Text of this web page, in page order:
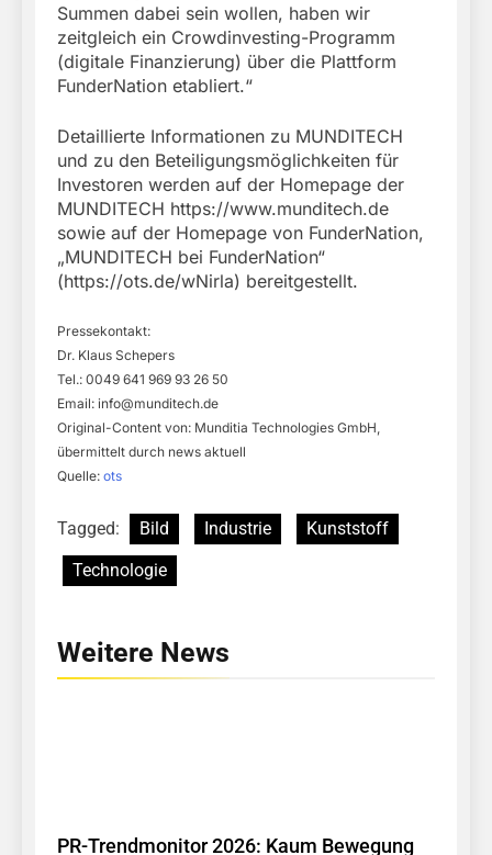
Summen dabei sein wollen, haben wir
zeitgleich ein Crowdinvesting-Programm
(digitale Finanzierung) über die Plattform
FunderNation etabliert.“
Detaillierte Informationen zu MUNDITECH
und zu den Beteiligungsmöglichkeiten für
Investoren werden auf der Homepage der
MUNDITECH https://www.munditech.de
sowie auf der Homepage von FunderNation,
„MUNDITECH bei FunderNation“
(https://ots.de/wNirla) bereitgestellt.
Pressekontakt:
Dr. Klaus Schepers
Tel.: 0049 641 969 93 26 50
Email: info@munditech.de
Original-Content von: Munditia Technologies GmbH,
übermittelt durch news aktuell
Quelle: ots
Tagged: Bild Industrie
Kunststoff
Technologie
Weitere News
PR-Trendmonitor 2026: Kaum Bewegung